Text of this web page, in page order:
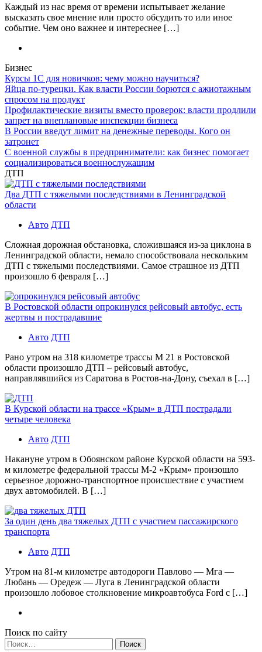
Каждый из нас время от времени испытывает желание
высказать свое мнение или просто обсудить то или иное
событие. Чем оно важнее и интереснее […]
Бизнес
Курсы 1С для новичков: чему можно научиться?
Яйца по-турецки. Как власти России борются с ажиотажным
спросом на продукт
Профилактические визиты вместо проверок: власти продлили
запрет на внеплановые инспекции бизнеса
В России введут лимит на денежные переводы. Кого он
затронет
С военной службы в предприниматели: как бизнес помогает
социализироваться военнослужащим
ДТП
Два ДТП с тяжелыми последствиями в Ленинградской
области
Авто ДТП
Сложная дорожная обстановка, сложившаяся из-за циклона в
Ленинградской области, немало способствовала нескольким
ДТП с тяжелыми последствиями. Самое страшное из ДТП
произошло 6 февраля […]
В Ростовской области опрокинулся рейсовый автобус, есть
жертвы и пострадавшие
Авто ДТП
Рано утром на 318 километре трассы М 21 в Ростовской
области произошло ДТП – рейсовый автобус,
направлявшийся из Саратова в Ростов-на-Дону, съехал в […]
В Курской области на трассе «Крым» в ДТП пострадали
четыре человека
Авто ДТП
Накануне утром в Обоянском районе Курской области на 593-
м километре федеральной трассы М-2 «Крым» произошло
серьезное дорожно-транспортное происшествие с участием
двух автомобилей. В […]
За один день два тяжелых ДТП с участием пассажирского
транспорта
Авто ДТП
Утром на 81-м километре автодороги Павлово — Мга —
Любань — Оредеж — Луга в Ленинградской области
произошло лобовое столкновение микроавтобуса Ford с […]
Поиск по сайту
Найти: